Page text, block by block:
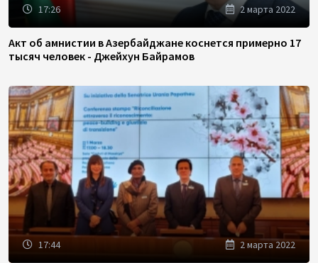
17:26 2 марта 2022
Акт об амнистии в Азербайджане коснется примерно 17
тысяч человек - Джейхун Байрамов
17:44 2 марта 2022